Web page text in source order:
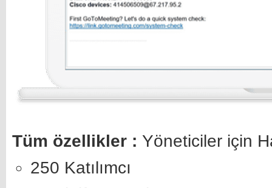
Tüm özellikler : Yöneticiler için
250 Katılımcı